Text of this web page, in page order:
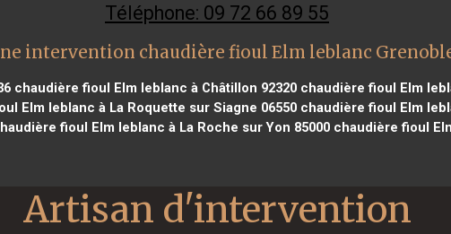
Téléphone: 09 72 66 89 55
intervention chaudière fioul Elm leblanc
chaudière fioul Elm leblanc à Châtillon 92320chaudière fioul Elm
Elm leblanc à La Roquette sur Siagne 06550chaudière fioul Elm
fioul Elm leblanc à La Roche sur Yon 85000chaudière fioul
Artisan d'intervention